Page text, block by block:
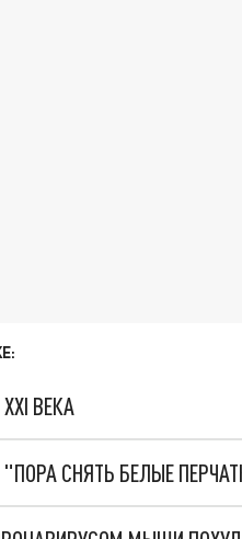
ВЕКА
СНЯТЬ БЕЛЫЕ